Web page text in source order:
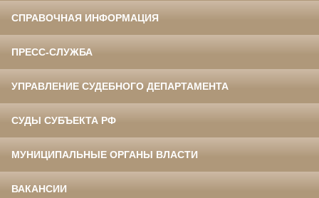
СПРАВОЧНАЯ ИНФОРМАЦИЯ
ПРЕСС-СЛУЖБА
УПРАВЛЕНИЕ СУДЕБНОГО ДЕПАРТАМЕНТА
СУДЫ СУБЪЕКТА РФ
МУНИЦИПАЛЬНЫЕ ОРГАНЫ ВЛАСТИ
ВАКАНСИИ